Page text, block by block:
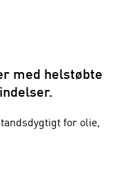
med helstøbte
for olie,